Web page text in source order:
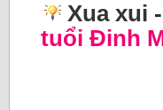
Xua xui
tuổi Đinh